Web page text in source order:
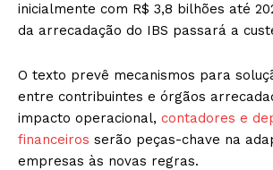
inicialmente com R$ 3,8 bilhões até
da arrecadação do IBS passará a
O texto prevê mecanismos para
entre contribuintes e órgãos
impacto operacional, contadores e
financeiros serão peças-chave na
empresas às novas regras.